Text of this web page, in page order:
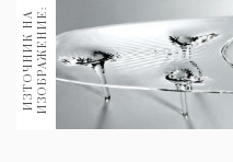
Книги
30+ 1970
Гурме 1710
И
З
Т
О
Ч
Н
И
К
Н
А
И
З
О
Б
Р
А
Ж
Е
Н
И
Е: